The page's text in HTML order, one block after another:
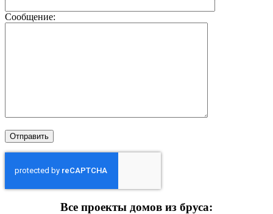
Сообщение:
Все проекты домов из бруса: